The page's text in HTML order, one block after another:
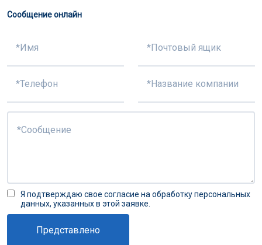
Сообщение онлайн
Я подтверждаю свое согласие на обработку персональных
данных, указанных в этой заявке.
Представлено